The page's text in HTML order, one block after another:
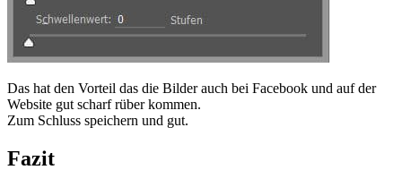
Das hat den Vorteil das die Bilder auch bei Facebook und auf der
Website gut scharf rüber kommen.
Zum Schluss speichern und gut.
Fazit